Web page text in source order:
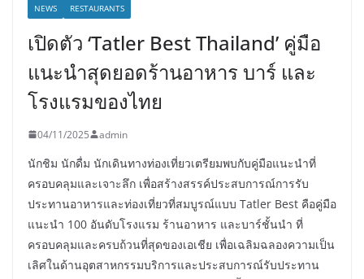
NEWS RESTAURANTS
เปิดตัว ‘Tatler Best Thailand’ คู่มือ
แนะนำสุดยอดร้านอาหาร บาร์ และ
โรงแรมของไทย
04/11/2025 admin
นักชิม นักดื่ม นักเดินทางท่องเที่ยวเตรียมพบกับคู่มือแนะนำที่
ครอบคลุมและเจาะลึก เพื่อสร้างสรรค์ประสบการณ์การรับ
ประทานอาหารและท่องเที่ยวที่สมบูรณ์แบบ Tatler Best คือคู่มือ
แนะนำ 100 อันดับโรงแรม ร้านอาหาร และบาร์ชั้นนำ ที่
ครอบคลุมและครบถ้วนที่สุดของเอเชีย เพื่อเฉลิมฉลองความเป็น
เลิศในด้านอุตสาหกรรมบริการและประสบการณ์รับประทาน